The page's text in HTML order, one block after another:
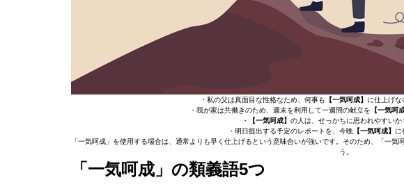
・私の父は真面目な性格なため、何事も 【一気呵成】 に仕上げな
・我が家は共働きのため、週末を利用して一週間の献立を 【一気呵成
・
【一気呵成】 の人は、せっかちに思われやすいか
・明日提出する予定のレポートを、今晩 【一気呵成】 に
「一気呵成」を使用する場合は、通常よりも早く仕上げるという意味合いが強いです。そのため、「一
う。
「一気呵成」の類義語5つ